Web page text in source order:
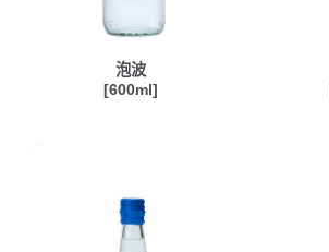
泡波
[600ml]